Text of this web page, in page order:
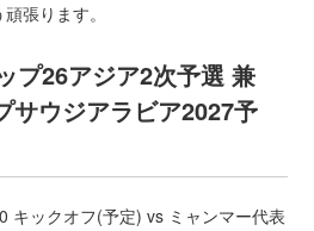
張ります。
プ26アジア2次予選 兼
サウジアラビア2027予
キックオフ(予定) vs ミャンマー代表